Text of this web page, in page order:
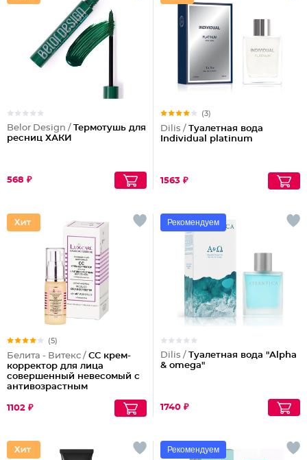
Belor Design / Термотушь для
ресниц ХАКИ
568 ₽
(3)
Dilis / Туалетная вода
Individual platinum
1563 ₽
(5)
Белита - Витекс / СС крем-
корректор для лица
совершенный невесомый с
антивозрастным
1102 ₽
Рекомендуем
Dilis / Туалетная вода "Alpha
& omega"
1740 ₽
Рекомендуем